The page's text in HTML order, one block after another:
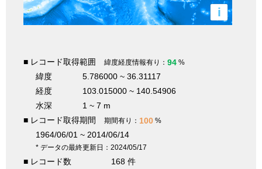
i
■ レコード取得範囲 緯度経度情報有り： 94 %
緯度
5.786000 ~ 36.31117
経度
103.015000 ~ 140.54906
水深
1 ~ 7 m
■ レコード取得期間
期間有り： 100 %
1964/06/01 ~ 2014/06/14
* データの最終更新日：2024/05/17
■ レコード数
168 件